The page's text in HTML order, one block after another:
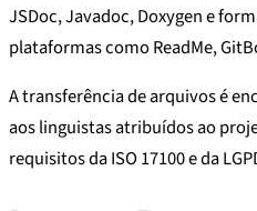
JSDoc, Javadoc, Doxygen e
plataformas como ReadMe,
A transferência de arquivos é
aos linguistas atribuídos ao
requisitos da ISO 17100 e da